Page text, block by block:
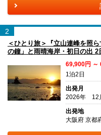
2
＜ひとり旅＞『立山連峰を照
の鐘」と雨晴海岸・初日の出 2
69,900円 ～
1泊2日
出発月
2026年 12
出発地
大阪府 京都